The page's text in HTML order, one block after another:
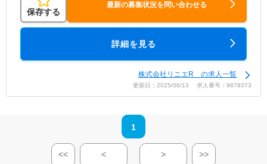
保存する
最新の募集状況を問い合わせる
詳細を見る
株式会社リニエR の求人一覧
更新日：2025/06/13 求人番号：9878373
1
<< < > >>